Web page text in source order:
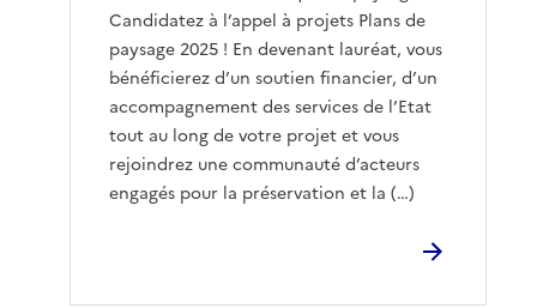
Candidatez à l’appel à projets Plans de
paysage 2025 ! En devenant lauréat, vous
bénéficierez d’un soutien financier, d’un
accompagnement des services de l’Etat
tout au long de votre projet et vous
rejoindrez une communauté d’acteurs
engagés pour la préservation et la (…)